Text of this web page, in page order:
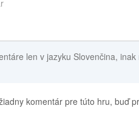
len v jazyku Slovenčina,
komentár pre túto hru, buď